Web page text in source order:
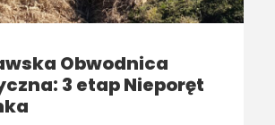
Obwodnica
3 etap Nieporęt